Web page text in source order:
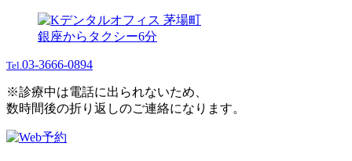
銀座からタクシー6分
Tel.03-3666-0894
※診療中は電話に出られないため、
数時間後の折り返しのご連絡になります。